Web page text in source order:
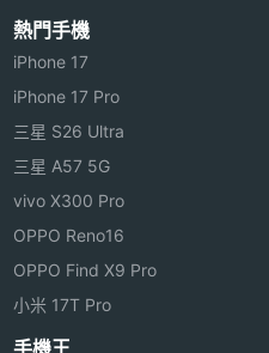
HD 前鏡頭
2.4GHz & 5GHz）雙頻
援杜比音效
最高至 128GB 記憶體
16GB 預計
在 Amazon 商
熱門手機
iPhone 17
iPhone 17 Pro
三星 S26 Ultra
三星 A57 5G
vivo X300 Pro
OPPO Reno16
OPPO Find X9 Pro
小米 17T Pro